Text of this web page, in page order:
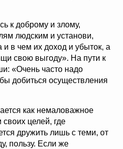
к доброму и злому,
людским и установи,
и в чем их доход и убыток, а
свою выгоду». На пути к
«Очень часто надо
добиться осуществления
как немаловажное
целей, где
дружить лишь с теми, от
пользу. Если же